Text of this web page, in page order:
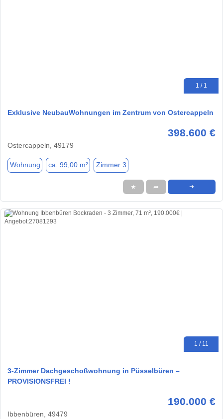
1 / 1
Exklusive NeubauWohnungen im Zentrum von Ostercappeln
398.600 €
Ostercappeln, 49179
Wohnung ca. 99,00 m² Zimmer 3
★ ➦ ➜
1 / 11
3-Zimmer Dachgeschoßwohnung in Püsselbüren –
PROVISIONSFREI !
190.000 €
Ibbenbüren, 49479